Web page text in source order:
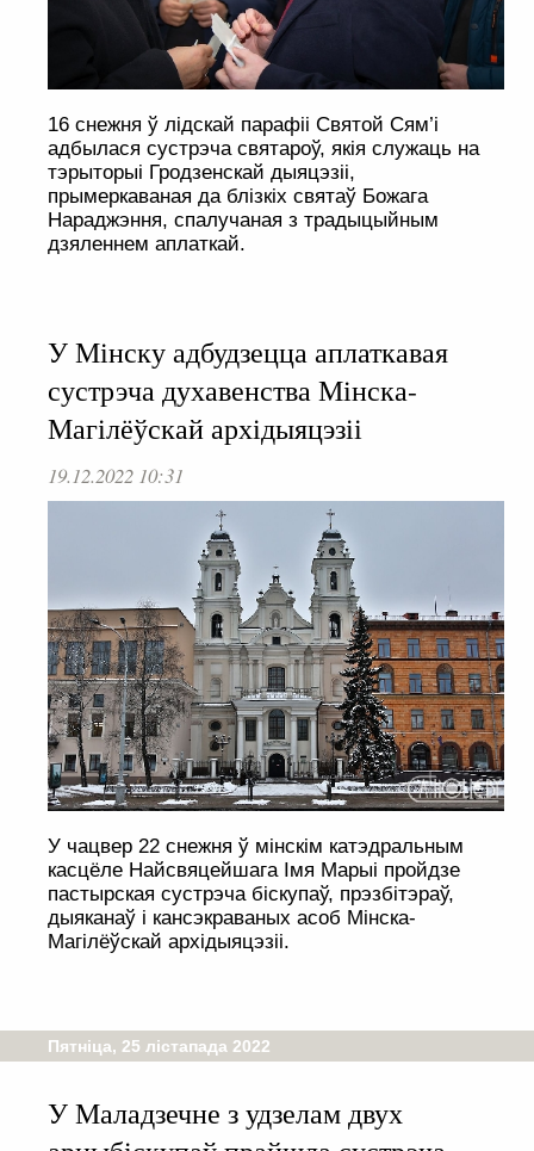
16 снежня ў лідскай парафіі Святой Сям’і
адбылася сустрэча святароў, якія служаць на
тэрыторыі Гродзенскай дыяцэзіі,
прымеркаваная да блізкіх святаў Божага
Нараджэння, спалучаная з традыцыйным
дзяленнем аплаткай.
У Мінску адбудзецца аплаткавая
сустрэча духавенства Мінска-
Магілёўскай архідыяцэзіі
19.12.2022 10:31
У чацвер 22 снежня ў мінскім катэдральным
касцёле Найсвяцейшага Імя Марыі пройдзе
пастырская сустрэча біскупаў, прэзбітэраў,
дыяканаў і кансэкраваных асоб Мінска-
Магілёўскай архідыяцэзіі.
Пятніца, 25 лістапада 2022
У Маладзечне з удзелам двух